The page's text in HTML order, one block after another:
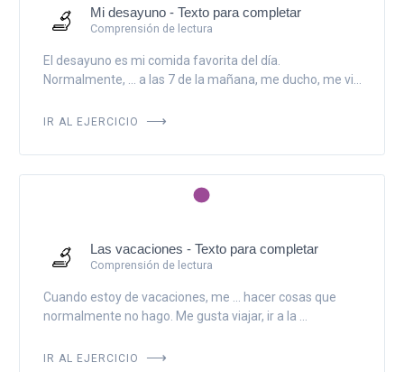
Mi desayuno - Texto para completar
Comprensión de lectura
El desayuno es mi comida favorita del día.
Normalmente, ... a las 7 de la mañana, me ducho, me vi...
IR AL EJERCICIO
Las vacaciones - Texto para completar
Comprensión de lectura
Cuando estoy de vacaciones, me ... hacer cosas que
normalmente no hago. Me gusta viajar, ir a la ...
IR AL EJERCICIO